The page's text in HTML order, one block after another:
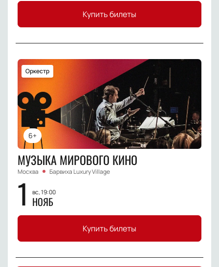
Купить билеты
6+
Оркестр
МУЗЫКА МИРОВОГО КИНО
Москва Барвиха Luxury Village
1 вс, 19:00
НОЯБ
Купить билеты